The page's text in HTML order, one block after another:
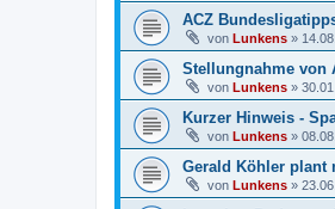
ACZ
von Lunkens »
Stellungnahme von
von Lunkens »
Kurzer Hinweis -
von Lunkens »
Gerald Köhler plant
von Lunkens »